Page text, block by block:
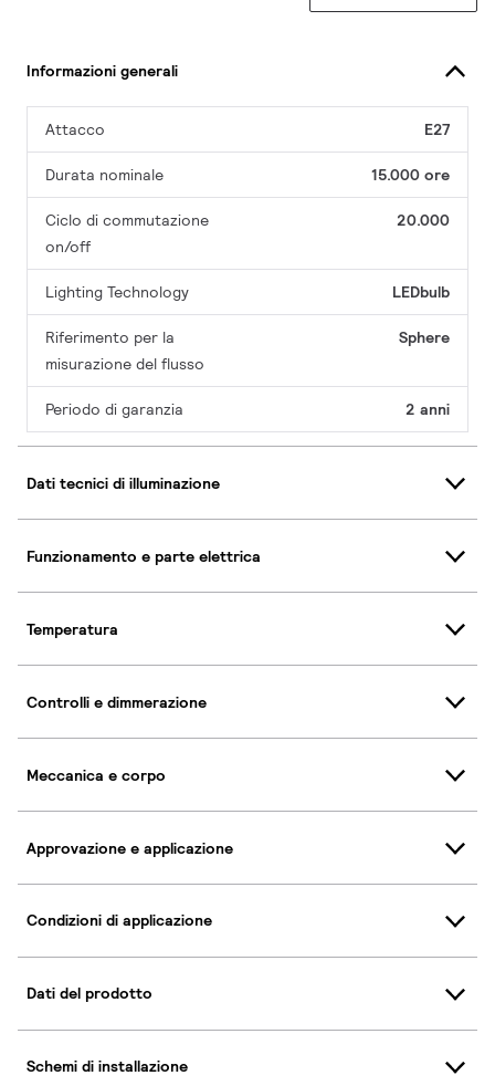
Informazioni generali
Attacco E27
Durata nominale 15.000 ore
Ciclo di commutazione
on/off
20.000
Lighting Technology LEDbulb
Riferimento per la
misurazione del flusso
Sphere
Periodo di garanzia 2 anni
Dati tecnici di illuminazione
Funzionamento e parte elettrica
Temperatura
Controlli e dimmerazione
Meccanica e corpo
Approvazione e applicazione
Condizioni di applicazione
Dati del prodotto
Schemi di installazione